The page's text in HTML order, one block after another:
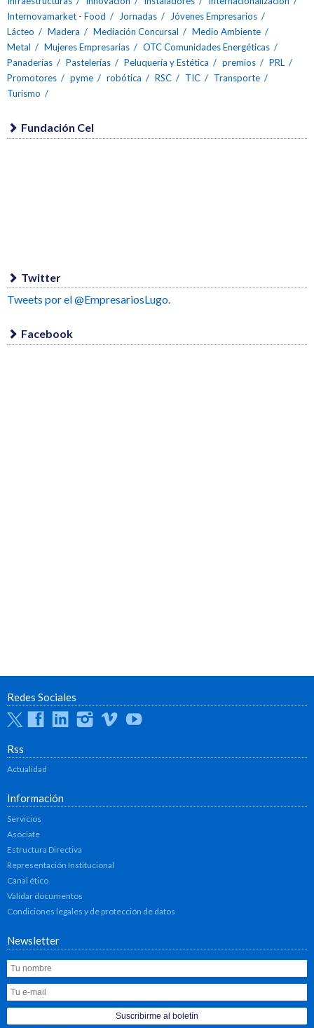
Internovamarket - Food
Jornadas
Jóvenes Empresarios
Lácteo
Madera Mediación Concursal
Medio Ambiente
Metal
Mujeres Empresarias
OTC Comunidades Energéticas
Panaderías
Pastelerías Peluquería y Estética premios
PRL
Promotores
pyme robótica RSC TIC
Transporte
Turismo
Fundación Cel
Twitter
Tweets por el @EmpresariosLugo.
Facebook
Redes Sociales
TwitterFacebookLinkedinInstagram
Vimeo
Rss
Actualidad
Información
Servicios
Asóciate
Estructura Directiva
Representación Institucional
Canal ético
Validar documentos
Condiciones legales y de protección de datos
Newsletter